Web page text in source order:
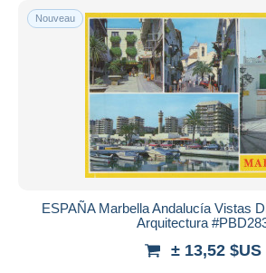
Nouveau
ESPAÑA Marbella Andalucía Vistas
Arquitectura
± 13,52 $US